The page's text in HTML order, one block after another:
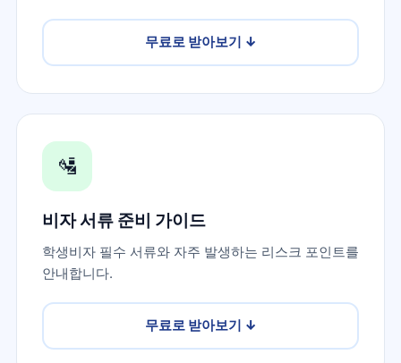
무료로 받아보기 ↓
🛂
비자 서류 준비 가이드
학생비자 필수 서류와 자주 발생하는 리스크 포인트를
안내합니다.
무료로 받아보기 ↓